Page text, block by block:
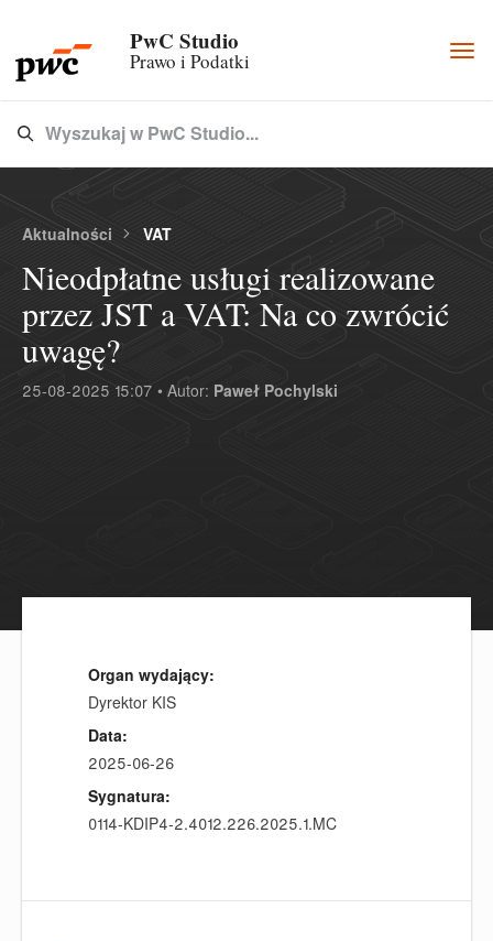
PwC Studio
Prawo i Podatki
Type 3 or more characters for results.
Wyszukaj w PwC Studio...
Aktualności VAT
Nieodpłatne usługi realizowane
przez JST a VAT: Na co zwrócić
uwagę?
25-08-2025 15:07 • Autor: Paweł Pochylski
Organ wydający:
Dyrektor KIS
Data:
2025-06-26
Sygnatura:
0114-KDIP4-2.4012.226.2025.1.MC